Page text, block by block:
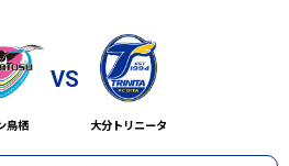
鳥栖 大分トリニータ
VS